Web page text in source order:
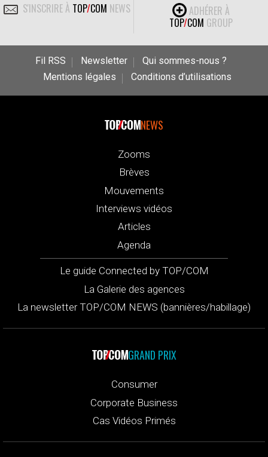
S'INSCRIRE À TOP/COM NEWS
ADHÉRER À
TOP/COM GROUP
Fil RSS Newsletter
Qui sommes-nous ?
Mentions légales
Conditions d’utilisations
NEWS
Zooms
Brèves
Mouvements
Interviews vidéos
Articles
Agenda
Le guide Connected by TOP/COM
La Galerie des agences
La newsletter TOP/COM NEWS (bannières/habillage)
GRAND PRIX
Consumer
Corporate Business
Cas Vidéos Primés